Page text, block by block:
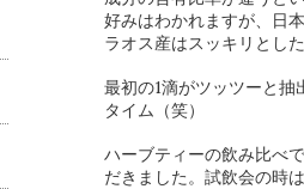
好みはわかれますが、日
ラオス産はスッキリとし
最初の1滴がツッツーと
タイム（笑）
ハーブティーの飲み比べ
だきました。試飲会の時